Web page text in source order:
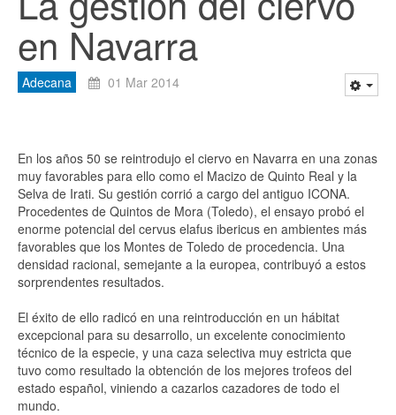
en Navarra
Adecana 01 Mar 2014
En los años 50 se reintrodujo el ciervo en Navarra en una zonas
muy favorables para ello como el Macizo de Quinto Real y la
Selva de Irati. Su gestión corrió a cargo del antiguo ICONA.
Procedentes de Quintos de Mora (Toledo), el ensayo probó el
enorme potencial del cervus elafus ibericus en ambientes más
favorables que los Montes de Toledo de procedencia. Una
densidad racional, semejante a la europea, contribuyó a estos
sorprendentes resultados.
El éxito de ello radicó en una reintroducción en un hábitat
excepcional para su desarrollo, un excelente conocimiento
técnico de la especie, y una caza selectiva muy estricta que
tuvo como resultado la obtención de los mejores trofeos del
estado español, viniendo a cazarlos cazadores de todo el
mundo.